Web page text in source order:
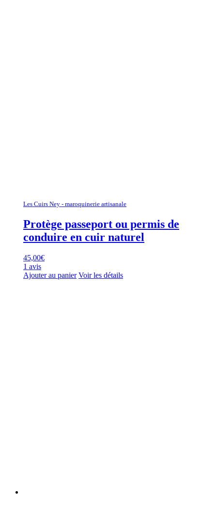
Les Cuirs Ney - maroquinerie artisanale
Protège passeport ou permis de
conduire en cuir naturel
45,00€
1 avis
Ajouter au panier Voir les détails